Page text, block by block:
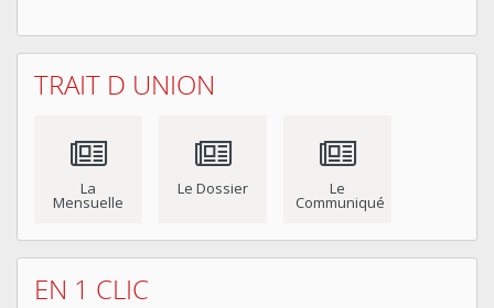
TRAIT D UNION
La
Mensuelle
Le Dossier Le
Communiqué
EN 1 CLIC